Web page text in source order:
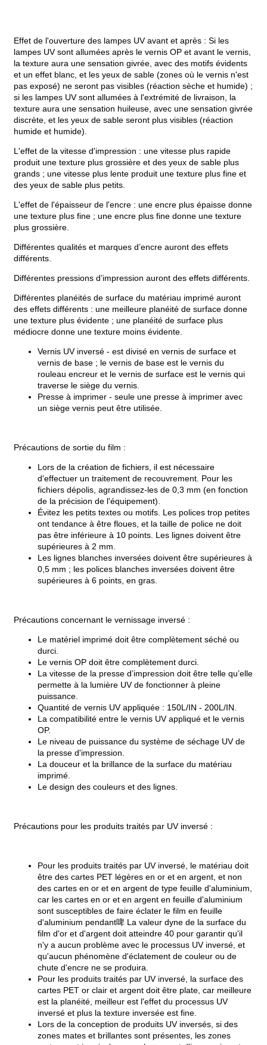
Effet de l'ouverture des lampes UV avant et après : Si les
lampes UV sont allumées après le vernis OP et avant le vernis,
la texture aura une sensation givrée, avec des motifs évidents
et un effet blanc, et les yeux de sable (zones où le vernis n'est
pas exposé) ne seront pas visibles (réaction sèche et humide) ;
si les lampes UV sont allumées à l'extrémité de livraison, la
texture aura une sensation huileuse, avec une sensation givrée
discrète, et les yeux de sable seront plus visibles (réaction
humide et humide).
L'effet de la vitesse d'impression : une vitesse plus rapide
produit une texture plus grossière et des yeux de sable plus
grands ; une vitesse plus lente produit une texture plus fine et
des yeux de sable plus petits.
L'effet de l'épaisseur de l'encre : une encre plus épaisse donne
une texture plus fine ; une encre plus fine donne une texture
plus grossière.
Différentes qualités et marques d’encre auront des effets
différents.
Différentes pressions d’impression auront des effets différents.
Différentes planéités de surface du matériau imprimé auront
des effets différents : une meilleure planéité de surface donne
une texture plus évidente ; une planéité de surface plus
médiocre donne une texture moins évidente.
Vernis UV inversé - est divisé en vernis de surface et
vernis de base ; le vernis de base est le vernis du
rouleau encreur et le vernis de surface est le vernis qui
traverse le siège du vernis.
Presse à imprimer - seule une presse à imprimer avec
un siège vernis peut être utilisée.
Précautions de sortie du film :
Lors de la création de fichiers, il est nécessaire
d'effectuer un traitement de recouvrement. Pour les
fichiers dépolis, agrandissez-les de 0,3 mm (en fonction
de la précision de l'équipement).
Évitez les petits textes ou motifs. Les polices trop petites
ont tendance à être floues, et la taille de police ne doit
pas être inférieure à 10 points. Les lignes doivent être
supérieures à 2 mm.
Les lignes blanches inversées doivent être supérieures à
0,5 mm ; les polices blanches inversées doivent être
supérieures à 6 points, en gras.
Précautions concernant le vernissage inversé :
Le matériel imprimé doit être complètement séché ou
durci.
Le vernis OP doit être complètement durci.
La vitesse de la presse d’impression doit être telle qu’elle
permette à la lumière UV de fonctionner à pleine
puissance.
Quantité de vernis UV appliquée : 150L/IN - 200L/IN.
La compatibilité entre le vernis UV appliqué et le vernis
OP.
Le niveau de puissance du système de séchage UV de
la presse d'impression.
La douceur et la brillance de la surface du matériau
imprimé.
Le design des couleurs et des lignes.
Précautions pour les produits traités par UV inversé :
Pour les produits traités par UV inversé, le matériau doit
être des cartes PET légères en or et en argent, et non
des cartes en or et en argent de type feuille d'aluminium,
car les cartes en or et en argent en feuille d'aluminium
sont susceptibles de faire éclater le film en feuille
d'aluminium pendant啤 La valeur dyne de la surface du
film d'or et d'argent doit atteindre 40 pour garantir qu'il
n'y a aucun problème avec le processus UV inversé, et
qu'aucun phénomène d'éclatement de couleur ou de
chute d'encre ne se produira.
Pour les produits traités par UV inversé, la surface des
cartes PET or clair et argent doit être plate, car meilleure
est la planéité, meilleur est l'effet du processus UV
inversé et plus la texture inversée est fine.
Lors de la conception de produits UV inversés, si des
zones mates et brillantes sont présentes, les zones